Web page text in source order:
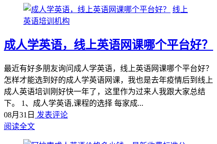
线上
英语培训机构
成人学英语，线上英语网课哪个平台好？
最近有好多朋友询问成人学英语，线上英语网课哪个平台好？
怎样才能选到好的成人学英语网课，我也是去年疫情后到线上
成人英语培训刚好快一年了，这里作为过来人我跟大家总结
下。 1、成人学英语,课程的选择 每家成...
08月31日 发表评论
阅读全文